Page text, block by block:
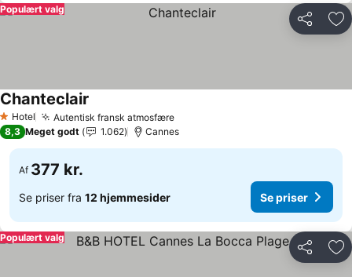
Del
Populært valg
1 Stjerner
Hotel Autentisk fransk atmosfære
Chanteclair
8,3 Meget godt 1.062 Cannes
Af 377 kr.
Se priser fra 12 hjemmesider Se priser
Del
Populært valg